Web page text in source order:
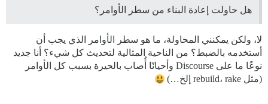
هل حاولت إعادة البناء من سطر الأوامر؟
لا، ولكن يمكنني المحاولة، ما هو سطر الأوامر الذي يجب أن
أستخدمه بالضبط؟ من الناحية المثالية لتحديث كل شيء؟ أنا جديد
نوعًا ما على Discourse وأحيانًا أُصاب بالحيرة بسبب كل الأوامر
(مثل rebuild، rake إلخ…)